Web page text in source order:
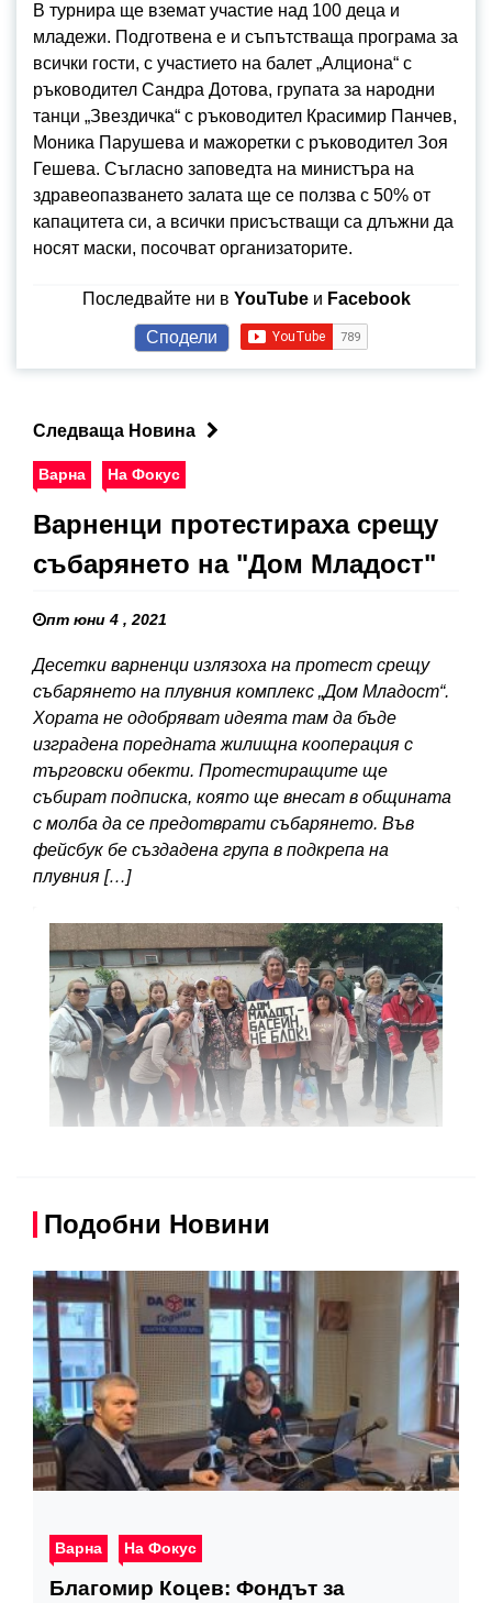
В турнира ще вземат участие над 100 деца и
младежи. Подготвена е и съпътстваща програма за
всички гости, с участието на балет „Алциона“ с
ръководител Сандра Дотова, групата за народни
танци „Звездичка“ с ръководител Красимир Панчев,
Моника Парушева и мажоретки с ръководител Зоя
Гешева. Съгласно заповедта на министъра на
здравеопазването залата ще се ползва с 50% от
капацитета си, а всички присъстващи са длъжни да
носят маски, посочват организаторите.
Последвайте ни в YouTubeи Facebook
Сподели
Следваща Новина
Варна На Фокус
Варненци протестираха срещу
събарянето на "Дом Младост"
пт юни 4 , 2021
Десетки варненци излязоха на протест срещу
събарянето на плувния комплекс „Дом Младост“.
Хората не одобряват идеята там да бъде
изградена поредната жилищна кооперация с
търговски обекти. Протестиращите ще
събират подписка, която ще внесат в общината
с молба да се предотврати събарянето. Във
фейсбук бе създадена група в подкрепа на
плувния […]
Подобни Новини
Варна На Фокус
Благомир Коцев: Фондът за